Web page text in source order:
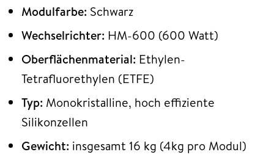
Modulfarbe: Schwarz
Wechselrichter: HM-600 (600 Watt)
Oberflächenmaterial: Ethylen-
Tetrafluorethylen (ETFE)
Typ: Monokristalline, hoch effiziente
Silikonzellen
Gewicht: insgesamt 16 kg (4kg pro Modul)